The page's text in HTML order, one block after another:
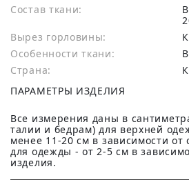
Состав ткани:
вискоза 80%, нейлон
Вырез горловины:
Особенности ткани:
Страна:
ПАРАМЕТРЫ ИЗДЕЛИЯ
Все измерения даны в
талии и бедрам) для верхней
менее 11-20 см в зависимости от
для одежды - от 2-5 см в
изделия.